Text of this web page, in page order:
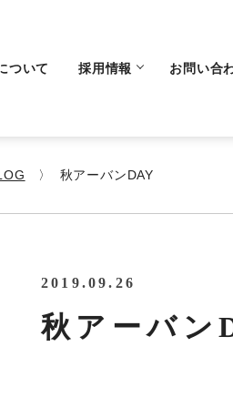
ついて 採用情報 お問い合
秋アーバンDAY
2019.09.26
秋アーバン